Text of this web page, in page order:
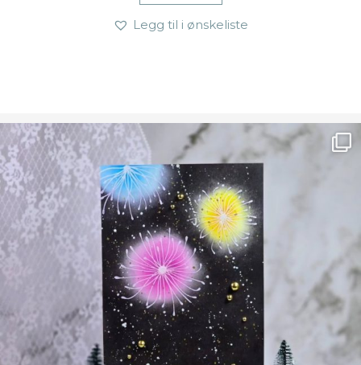
Legg til i ønskeliste
Ønsk